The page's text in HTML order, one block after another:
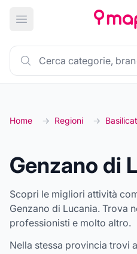
Apri menu principale
Home → Regioni →
Genzano di
Scopri le migliori attività
Genzano di Lucania. Trova
professionisti e molto altro.
Nella stessa provincia trovi